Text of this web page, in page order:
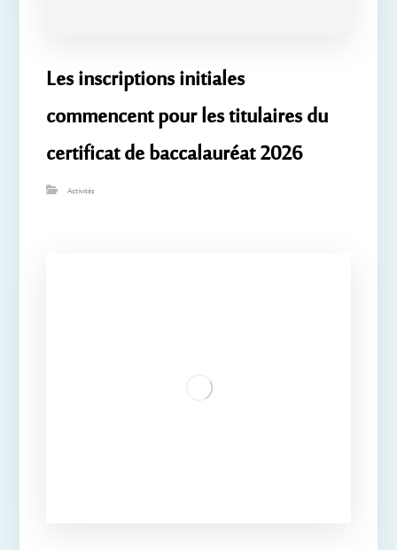
Les inscriptions initiales
commencent pour les titulaires du
certificat de baccalauréat 2026
Activités